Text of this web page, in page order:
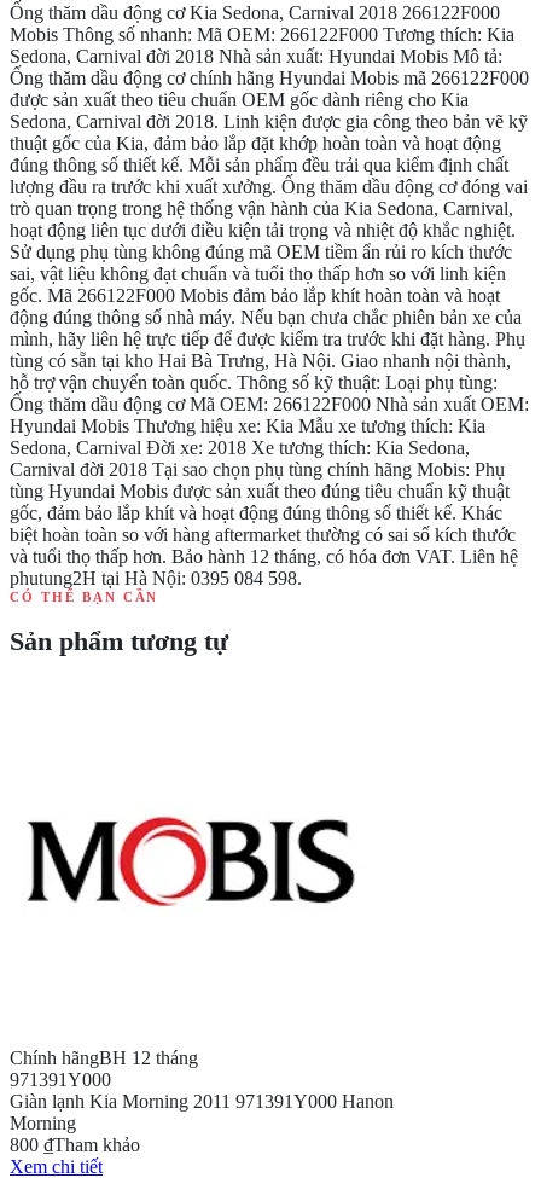
Ống thăm dầu động cơ Kia Sedona, Carnival 2018 266122F000
Mobis Thông số nhanh: Mã OEM: 266122F000 Tương thích: Kia
Sedona, Carnival đời 2018 Nhà sản xuất: Hyundai Mobis Mô tả:
Ống thăm dầu động cơ chính hãng Hyundai Mobis mã 266122F000
được sản xuất theo tiêu chuẩn OEM gốc dành riêng cho Kia
Sedona, Carnival đời 2018. Linh kiện được gia công theo bản vẽ kỹ
thuật gốc của Kia, đảm bảo lắp đặt khớp hoàn toàn và hoạt động
đúng thông số thiết kế. Mỗi sản phẩm đều trải qua kiểm định chất
lượng đầu ra trước khi xuất xưởng. Ống thăm dầu động cơ đóng vai
trò quan trọng trong hệ thống vận hành của Kia Sedona, Carnival,
hoạt động liên tục dưới điều kiện tải trọng và nhiệt độ khắc nghiệt.
Sử dụng phụ tùng không đúng mã OEM tiềm ẩn rủi ro kích thước
sai, vật liệu không đạt chuẩn và tuổi thọ thấp hơn so với linh kiện
gốc. Mã 266122F000 Mobis đảm bảo lắp khít hoàn toàn và hoạt
động đúng thông số nhà máy. Nếu bạn chưa chắc phiên bản xe của
mình, hãy liên hệ trực tiếp để được kiểm tra trước khi đặt hàng. Phụ
tùng có sẵn tại kho Hai Bà Trưng, Hà Nội. Giao nhanh nội thành,
hỗ trợ vận chuyển toàn quốc. Thông số kỹ thuật: Loại phụ tùng:
Ống thăm dầu động cơ Mã OEM: 266122F000 Nhà sản xuất OEM:
Hyundai Mobis Thương hiệu xe: Kia Mẫu xe tương thích: Kia
Sedona, Carnival Đời xe: 2018 Xe tương thích: Kia Sedona,
Carnival đời 2018 Tại sao chọn phụ tùng chính hãng Mobis: Phụ
tùng Hyundai Mobis được sản xuất theo đúng tiêu chuẩn kỹ thuật
gốc, đảm bảo lắp khít và hoạt động đúng thông số thiết kế. Khác
biệt hoàn toàn so với hàng aftermarket thường có sai số kích thước
và tuổi thọ thấp hơn. Bảo hành 12 tháng, có hóa đơn VAT. Liên hệ
phutung2H tại Hà Nội: 0395 084 598.
CÓ THỂ BẠN CẦN
Sản phẩm tương tự
Chính hãngBH 12 tháng
971391Y000
Giàn lạnh Kia Morning 2011 971391Y000 Hanon
Morning
800 ₫Tham khảo
Xem chi tiết